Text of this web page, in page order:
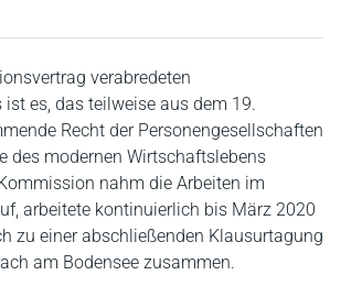
verabredeten
ist es, das teilweise aus dem 19.
Recht der Personengesellschaften
des modernen Wirtschaftslebens
nahm die Arbeiten im
arbeitete kontinuierlich bis März 2020
zu einer abschließenden Klausurtagung
am Bodensee zusammen.